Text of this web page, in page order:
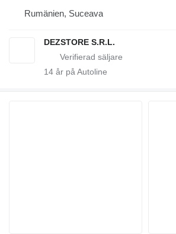
Rumänien, Suceava
DEZSTORE S.R.L.
14 år på Autoline